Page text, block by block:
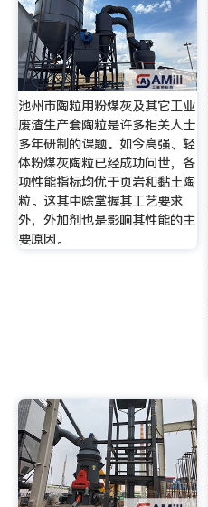
池州市陶粒用粉煤灰及其它工业
废渣生产套陶粒是许多相关人士
多年研制的课题。如今高强、轻
体粉煤灰陶粒已经成功问世，各
项性能指标均优于页岩和黏土陶
粒。这其中除掌握其工艺要求
外，外加剂也是影响其性能的主
要原因。